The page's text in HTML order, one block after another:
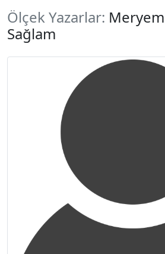
Ölçek Yazarlar:
Sağlam